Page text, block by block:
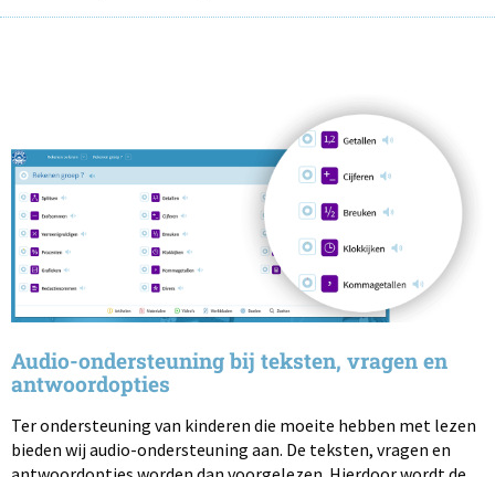
Audio-ondersteuning bij teksten, vragen en
antwoordopties
Ter ondersteuning van kinderen die moeite hebben met lezen
bieden wij audio-ondersteuning aan. De teksten, vragen en